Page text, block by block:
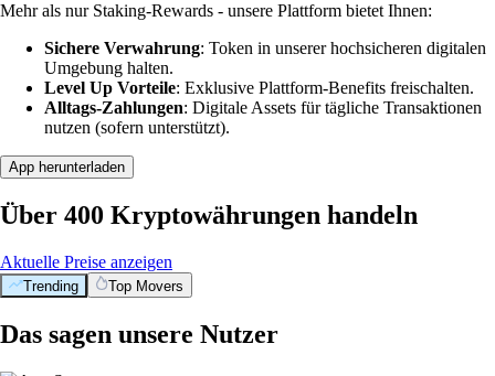
Mehr als nur Staking-Rewards - unsere Plattform bietet Ihnen:
Sichere Verwahrung: Token in unserer hochsicheren digitalen
Umgebung halten.
Level Up Vorteile: Exklusive Plattform-Benefits freischalten.
Alltags-Zahlungen: Digitale Assets für tägliche Transaktionen
nutzen (sofern unterstützt).
App herunterladen
Über 400 Kryptowährungen handeln
Aktuelle Preise anzeigen
Trending Top Movers
Das sagen unsere Nutzer